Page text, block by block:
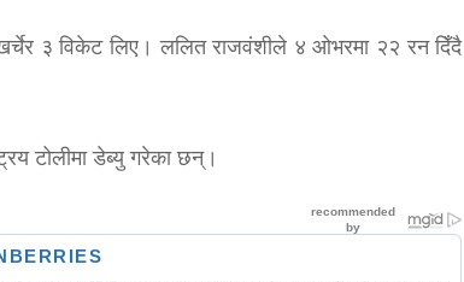
३ विकेट लिए। ललित राजवंशीले ४ ओभरमा २२ रन दिँदै
टोलीमा डेब्यु गरेका छन्।